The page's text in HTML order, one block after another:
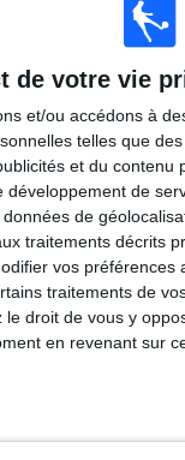
de votre vie
et/ou accédons à
telles que
et du
de
de
traitements décrits
vos
traitements de
droit de vous y
en revenant sur
18
Espanol
12
12
Central Cordoba
11
Def. de Cambaceres
11 (10,19%)
classement complet
des équipes par
Leones de Rosario
10 (9,26%)
Lujan
7 (6,48%)
Espanol
6 (5,56%)